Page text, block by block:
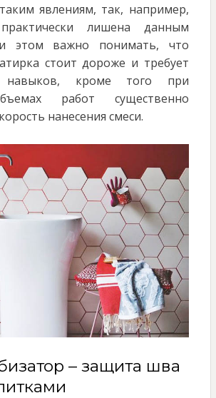
явлениям, так, например,
лишена данным
этом важно понимать, что
стоит дороже и требует
навыков, кроме того при
работ существенно
нанесения смеси.
– защита шва